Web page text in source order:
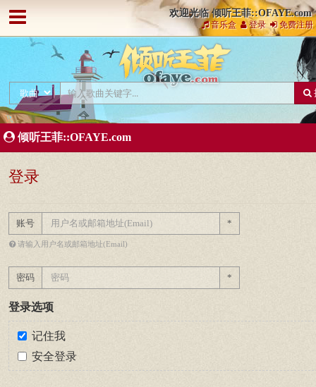
欢迎光临 倾听王菲::OFAYE.com
音乐盒 登录 免费注册
倾听王菲::OFAYE.com
登录
账号 *
请输入用户名或邮箱地址(Email)
密码 *
登录选项
记住我
安全登录